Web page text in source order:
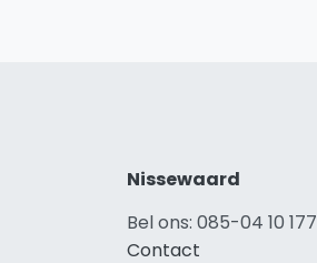
Nissewaard
Bel ons: 085-04 10 177
Contact